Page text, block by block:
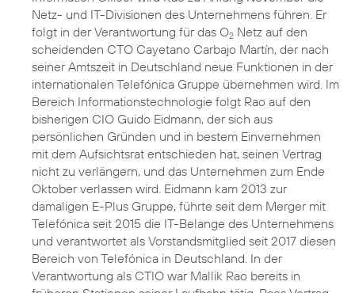
Netz- und IT-Divisionen des Unternehmens führen. Er
folgt in der Verantwortung für das O2 Netz auf den
scheidenden CTO Cayetano Carbajo Martín, der nach
seiner Amtszeit in Deutschland neue Funktionen in der
internationalen Telefónica Gruppe übernehmen wird. Im
Bereich Informationstechnologie folgt Rao auf den
bisherigen CIO Guido Eidmann, der sich aus
persönlichen Gründen und in bestem Einvernehmen
mit dem Aufsichtsrat entschieden hat, seinen Vertrag
nicht zu verlängern, und das Unternehmen zum Ende
Oktober verlassen wird. Eidmann kam 2013 zur
damaligen E-Plus Gruppe, führte seit dem Merger mit
Telefónica seit 2015 die IT-Belange des Unternehmens
und verantwortet als Vorstandsmitglied seit 2017 diesen
Bereich von Telefónica in Deutschland. In der
Verantwortung als CTIO war Mallik Rao bereits in